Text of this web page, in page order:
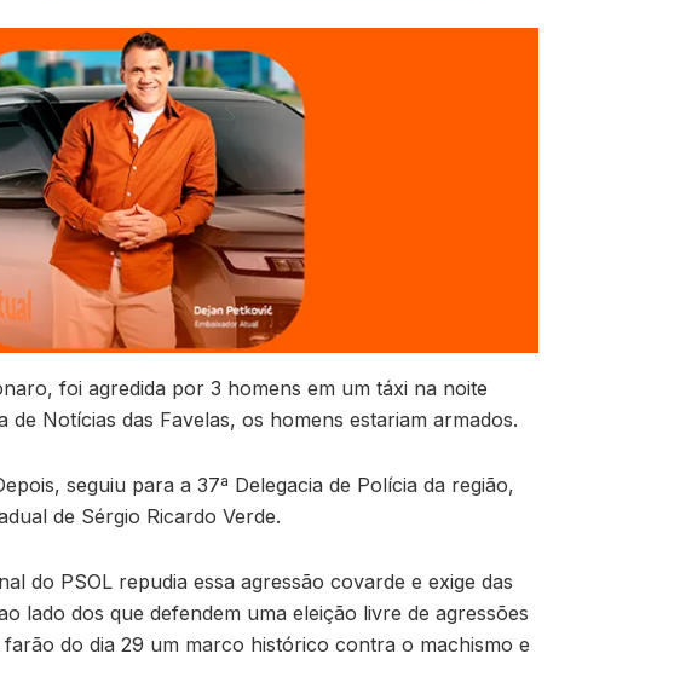
foi agredida por 3 homens em um táxi na noite
Notícias das Favelas, os homens estariam armados.
seguiu para a 37ª Delegacia de Polícia da região,
de Sérgio Ricardo Verde.
do PSOL repudia essa agressão covarde e exige das
lado dos que defendem uma eleição livre de agressões
do dia 29 um marco histórico contra o machismo e